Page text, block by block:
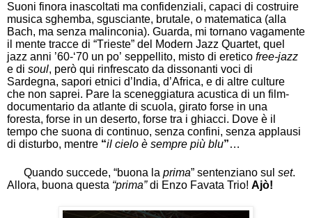
Suoni finora inascoltati ma confidenziali, capaci di costruire
musica sghemba, sgusciante, brutale, o matematica (alla
Bach, ma senza malinconia). Guarda, mi tornano vagamente
il mente tracce di “Trieste” del Modern Jazz Quartet, quel
jazz anni ’60-‘70 un po’ seppellito, misto di eretico free-jazz
e di soul, però qui rinfrescato da dissonanti voci di
Sardegna, sapori etnici d’India, d’Africa, e di altre culture
che non saprei. Pare la sceneggiatura acustica di un film-
documentario da atlante di scuola, girato forse in una
foresta, forse in un deserto, forse tra i ghiacci. Dove è il
tempo che suona di continuo, senza confini, senza applausi
di disturbo, mentre “il cielo è sempre più blu”…
Quando succede, “buona la prima” sentenziano sul set.
Allora, buona questa “prima”di Enzo Favata Trio! Ajò!